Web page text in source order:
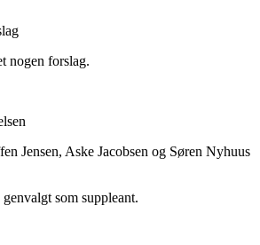
nogen forslag.
Jensen, Aske Jacobsen og Søren Nyhuus
som suppleant.